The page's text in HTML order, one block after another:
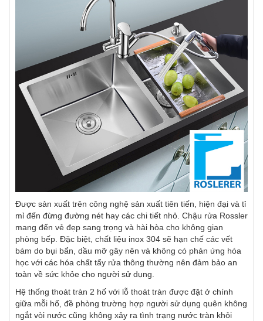
Được sản xuất trên công nghệ sản xuất tiên tiến, hiện đại và tỉ
mỉ đến đừng đường nét hay các chi tiết nhỏ. Chậu rửa Rossler
mang đến vẻ đẹp sang trọng và hài hòa cho không gian
phòng bếp. Đặc biệt, chất liệu inox 304 sẽ hạn chế các vết
bám do bụi bẩn, dầu mỡ gây nên và không có phản ứng hóa
học với các hóa chất tẩy rửa thông thường nên đảm bảo an
toàn về sức khỏe cho người sử dụng.
Hệ thống thoát tràn 2 hố với lỗ thoát tràn được đặt ở chính
giữa mỗi hố, đề phòng trường hợp người sử dụng quên không
ngắt vòi nước cũng không xảy ra tình trạng nước tràn khỏi